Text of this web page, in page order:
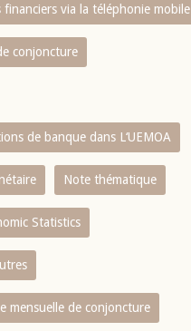
via la téléphonie mobile
conjoncture
de banque dans L‘UEMOA
Note thématique
Statistics
mensuelle de conjoncture